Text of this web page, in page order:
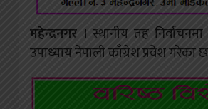
महेन्द्रनगर । स्थानीय तह
उपाध्याय नेपाली काँग्रेश प्रवेश गरेका